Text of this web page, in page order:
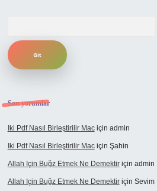
Son yorumlar
Iki Pdf Nasıl Birleştirilir Maciçin admin
Iki Pdf Nasıl Birleştirilir Maciçin Şahin
Allah Için Buğz Etmek Ne Demektiriçin admin
Allah Için Buğz Etmek Ne Demektiriçin Sevim